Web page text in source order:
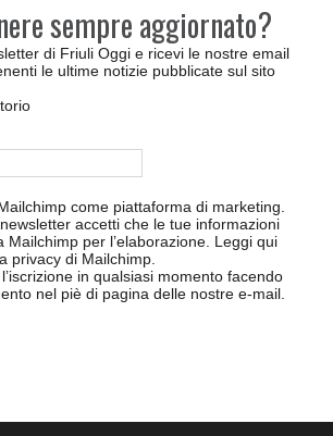
sempre aggiornato?
di Friuli Oggi e ricevi le nostre email
le ultime notizie pubblicate sul sito
come piattaforma di marketing.
accetti che le tue informazioni
per l’elaborazione. Leggi qui
privacy di Mailchimp
in qualsiasi momento facendo
nel piè di pagina delle nostre e-mail.